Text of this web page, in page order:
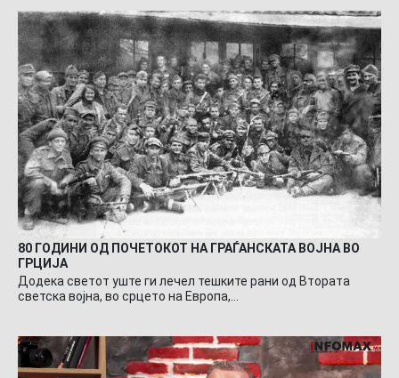
80 ГОДИНИ ОД ПОЧЕТОКОТ НА ГРАЃАНСКАТА ВОЈНА ВО
ГРЦИЈА
Додека светот уште ги лечел тешките рани од Втората
светска војна, во срцето на Европа,…